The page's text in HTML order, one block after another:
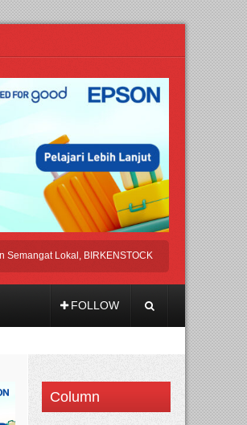
Lokal, BIRKENSTOCK INDONESIA Membuka
FOLLOW
Column